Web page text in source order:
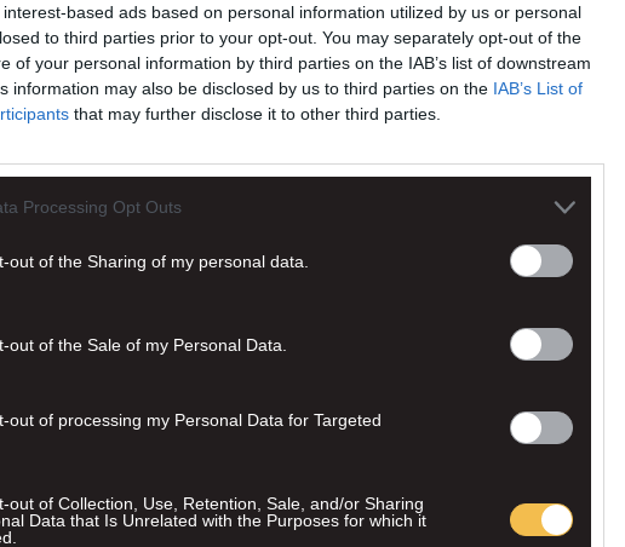
based ads based on personal information utilized by us or personal
to third parties prior to your opt-out. You may separately opt-out of the
of your personal information by third parties on the IAB’s list of downstream
information may also be disclosed by us to third parties on the IAB’s List of
that may further disclose it to other third parties.
Processing Opt Outs
out of the Sharing of my personal data.
out of the Sale of my Personal Data.
out of processing my Personal Data for Targeted
out of Collection, Use, Retention, Sale, and/or Sharing
Data that Is Unrelated with the Purposes for which it
ΕΝΗΜΕΡΩΜΕΝΟΙ
7